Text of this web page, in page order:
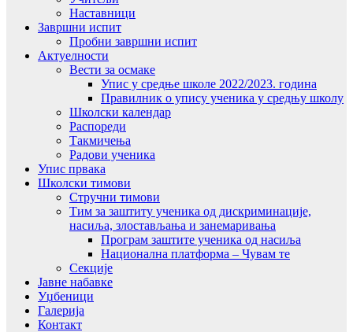
Наставници
Завршни испит
Пробни завршни испит
Актуелности
Вести за осмаке
Упис у средње школе 2022/2023. година
Правилник о упису ученика у средњу школу
Школски календар
Распореди
Такмичења
Радови ученика
Упис првака
Школски тимови
Стручни тимови
Тим за заштиту ученика од дискриминације,
насиља, злостављања и занемаривања
Програм заштите ученика од насиља
Национална платформа – Чувам те
Секције
Јавне набавке
Уџбеници
Галерија
Контакт